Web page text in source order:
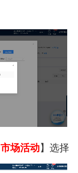
市场活动】选择